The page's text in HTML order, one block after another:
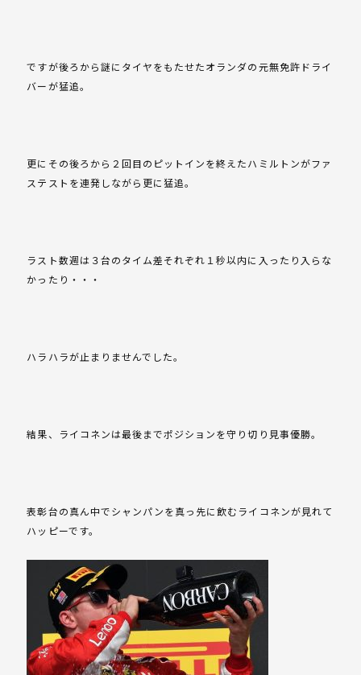
ですが後ろから謎にタイヤをもたせたオランダの元無免許ドライ
バーが猛追。
更にその後ろから２回目のピットインを終えたハミルトンがファ
ステストを連発しながら更に猛追。
ラスト数週は３台のタイム差それぞれ１秒以内に入ったり入らな
かったり・・・
ハラハラが止まりませんでした。
結果、ライコネンは最後までポジションを守り切り見事優勝。
表彰台の真ん中でシャンパンを真っ先に飲むライコネンが見れて
ハッピーです。